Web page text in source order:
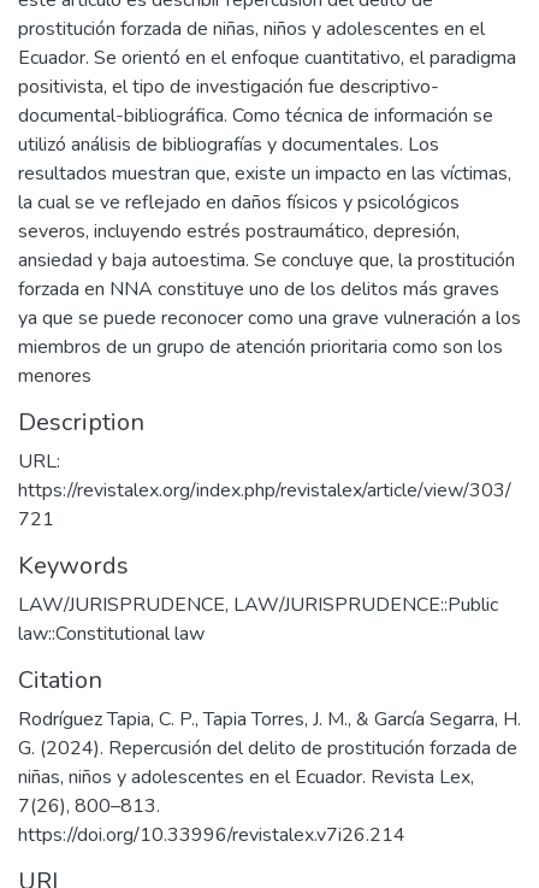
prostitución forzada de niñas, niños y adolescentes en el
Ecuador. Se orientó en el enfoque cuantitativo, el paradigma
positivista, el tipo de investigación fue descriptivo-
documental-bibliográfica. Como técnica de información se
utilizó análisis de bibliografías y documentales. Los
resultados muestran que, existe un impacto en las víctimas,
la cual se ve reflejado en daños físicos y psicológicos
severos, incluyendo estrés postraumático, depresión,
ansiedad y baja autoestima. Se concluye que, la prostitución
forzada en NNA constituye uno de los delitos más graves
ya que se puede reconocer como una grave vulneración a los
miembros de un grupo de atención prioritaria como son los
menores
Description
URL:
https://revistalex.org/index.php/revistalex/article/view/303/
721
Keywords
LAW/JURISPRUDENCE, LAW/JURISPRUDENCE::Public
law::Constitutional law
Citation
Rodríguez Tapia, C. P., Tapia Torres, J. M., & García Segarra, H.
G. (2024). Repercusión del delito de prostitución forzada de
niñas, niños y adolescentes en el Ecuador. Revista Lex,
7(26), 800–813.
https://doi.org/10.33996/revistalex.v7i26.214